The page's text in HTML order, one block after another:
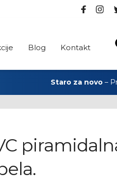
Blog Kontakt
Staro za novo–